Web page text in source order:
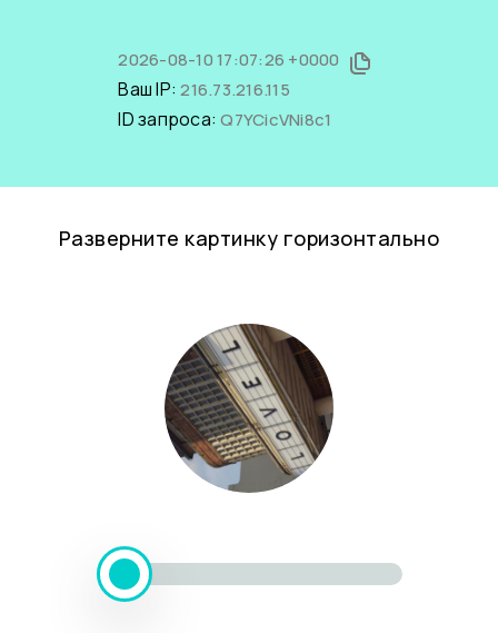
2026-08-10 17:07:26 +0000
Ваш IP:216.73.216.115
ID запроса:Q7YCicVNi8c1
Разверните картинку горизонтально